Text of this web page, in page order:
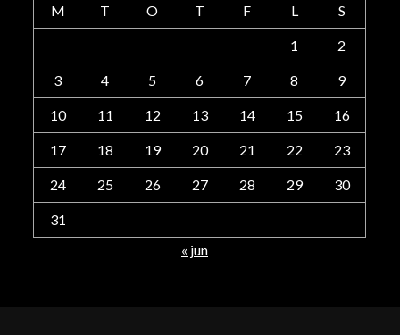
M T O T F L S
1 2
3 4 5 6 7 8 9
10 11 12 13 14 15 16
17 18 19 20 21 22 23
24 25 26 27 28 29 30
31
« jun